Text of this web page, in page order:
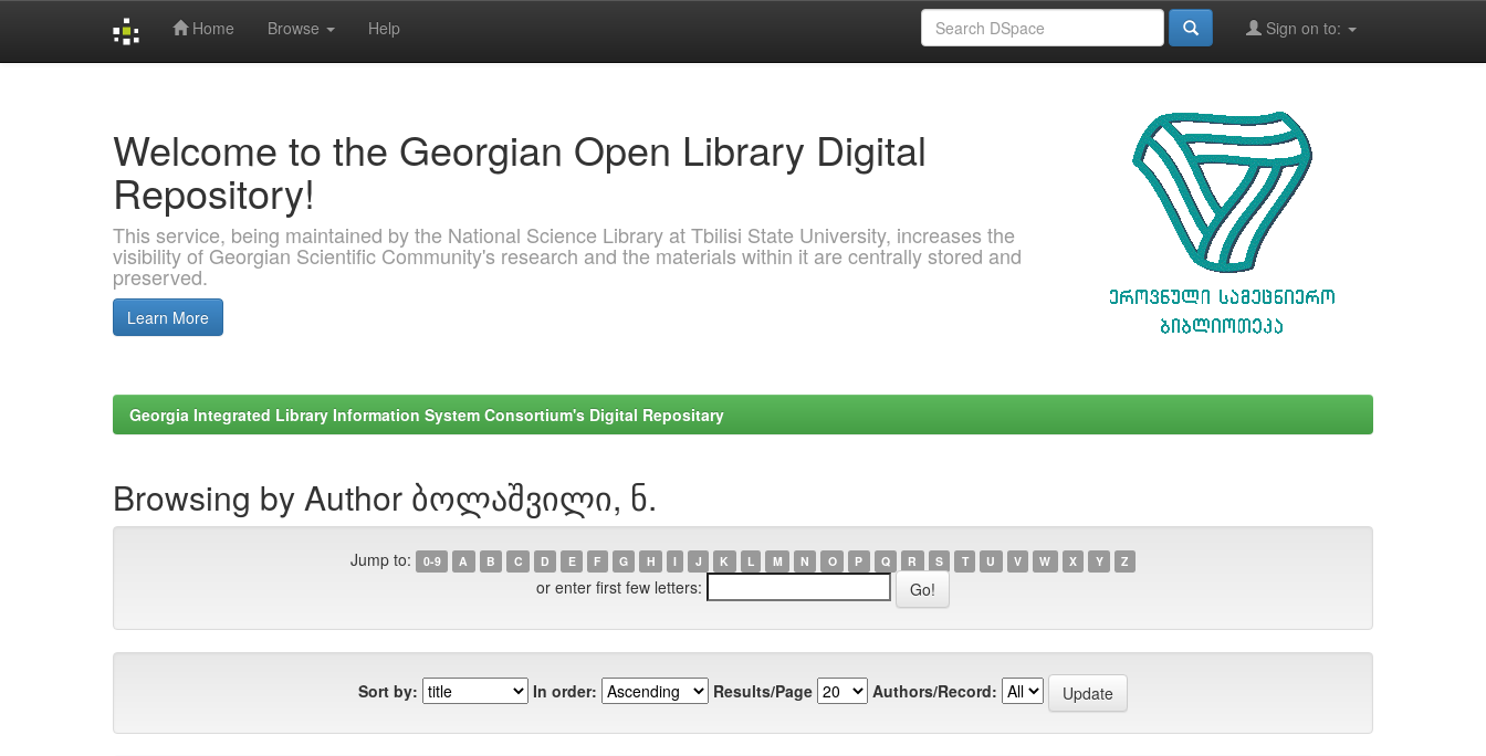
Home Browse Help Sign on to:
Welcome to the Georgian Open Library Digital
Repository!
This service, being maintained by the National Science Library at Tbilisi State University, increases the
visibility of Georgian Scientific Community's research and the materials within it are centrally stored and
preserved.
Learn More
Georgia Integrated Library Information System Consortium's Digital Repositary
Browsing by Author ბოლაშვილი, ნ.
Jump to: 0-9 A B C D E F G H I J K L M N O P Q R S T U V W X Y Z
or enter first few letters:
Sort by: In order: Results/Page Authors/Record: